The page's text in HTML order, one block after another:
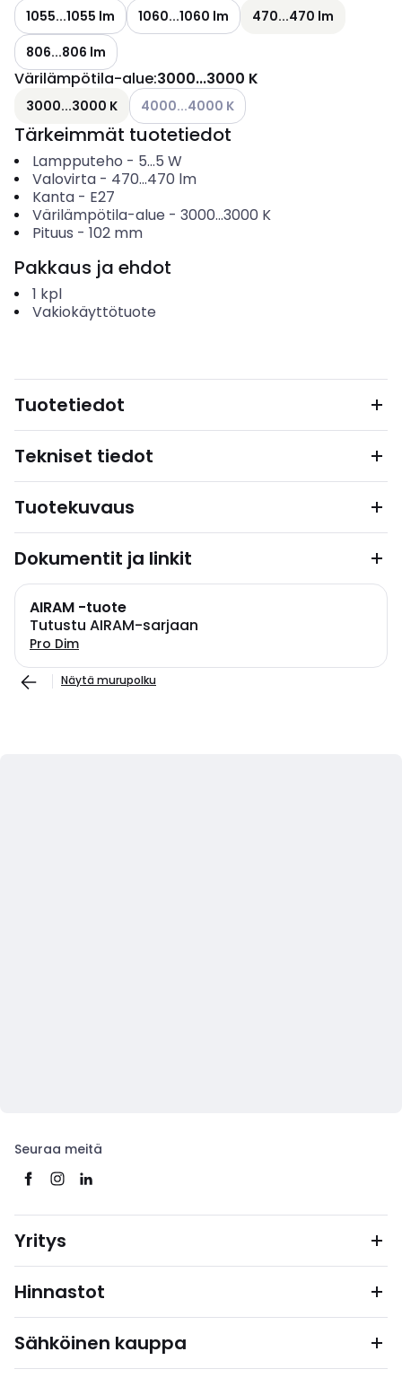
1055...1055 lm 1060...1060 lm
470...470 lm
806...806 lm
Värilämpötila-alue:3000...3000 K
3000...3000 K Katso käytettävissä olevat vaihtoehdot
4000...4000 K
Tärkeimmät tuotetiedot
Lampputeho - 5...5 W
Valovirta- 470...470 lm
Kanta- E27
Värilämpötila-alue - 3000...3000 K
Pituus - 102 mm
Pakkaus ja ehdot
1 kpl
Vakiokäyttötuote
Tuotetiedot
Tekniset tiedot
Tuotekuvaus
Dokumentit ja linkit
AIRAM -tuote
Tutustu AIRAM-sarjaan
Pro Dim
Näytä murupolku
Seuraa meitä
Yritys
Hinnastot
Sähköinen kauppa